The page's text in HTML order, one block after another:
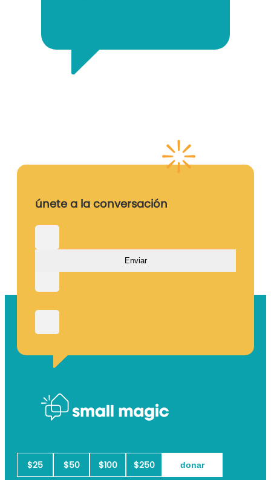
únete a la conversación
Nombre
Apellido
Correo
$25 $50 $100 $250